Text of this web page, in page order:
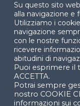
Facebook
YouTube
Su questo sito
alla navigazione e
Utilizziamo i
navigazione
con le nostre
ricevere
abitudini di
Puoi esprimere il
ACCETTA.
Potrai sempre
nostro COOKIE
informazioni sui